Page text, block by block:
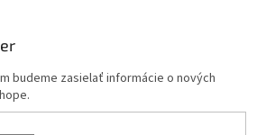
budeme zasielať informácie o nových